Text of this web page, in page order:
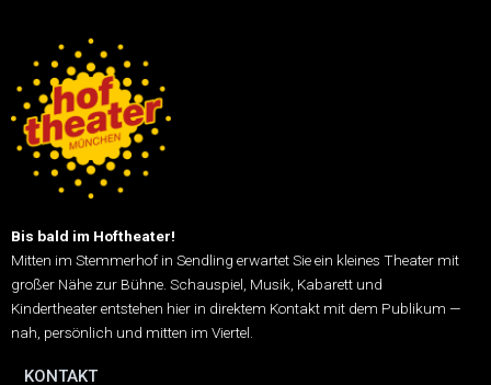
Bis bald im Hoftheater!
Mitten im Stemmerhof in Sendling erwartet Sie ein kleines Theater mit
großer Nähe zur Bühne. Schauspiel, Musik, Kabarett und
Kindertheater entstehen hier in direktem Kontakt mit dem Publikum —
nah, persönlich und mitten im Viertel.
KONTAKT